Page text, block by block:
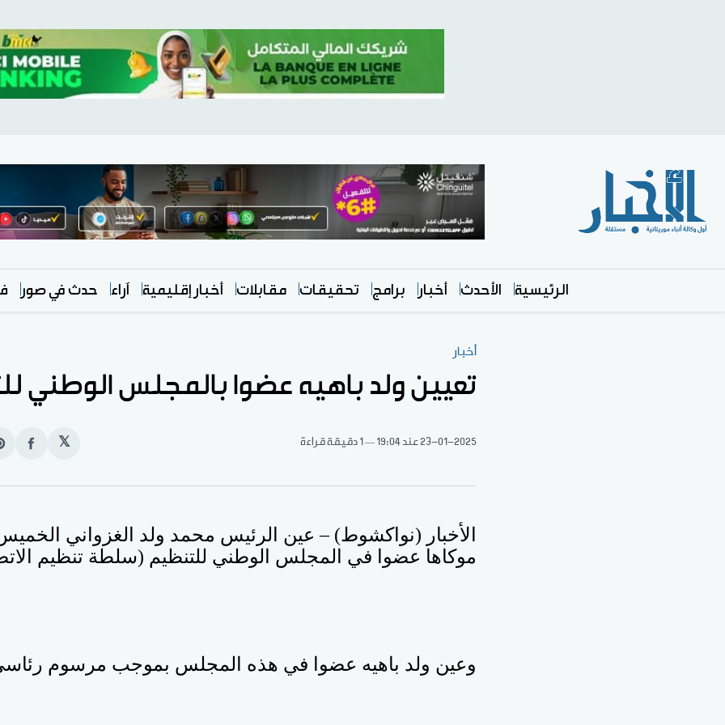
الرئيسية الأحدث أخبار برامج تحقيقات مقابلات أخبار إقليمية آراء حدث في صور
أخبار
تعيين ولد باهيه عضوا بالمجلس الوطني
23-01-2025عند 19:04 1 دقيقة قراءة 𝕏
انشر
الأخبار (نواكشوط) – عين الرئيس محمد ولد الغزواني
موكاها عضوا في المجلس الوطني للتنظيم (سلطة تنظيم
وعين ولد باهيه عضوا في هذه المجلس بموجب مرسوم